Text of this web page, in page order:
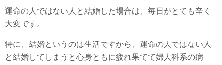
運命の人ではない人と結婚した場合は、毎日がとても辛く
大変です。
特に、結婚というのは生活ですから、運命の人ではない人
と結婚してしまうと心身ともに疲れ果てて婦人科系の病